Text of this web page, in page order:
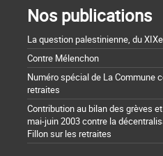
Nos publications
La question palestinienne, du
Contre Mélenchon
Numéro spécial de La Commune
retraites
Contribution au bilan des grèves
mai-juin 2003 contre la
Fillon sur les retraites